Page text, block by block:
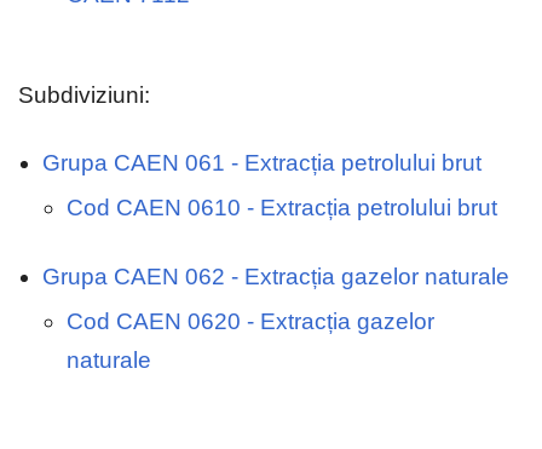
Subdiviziuni:
Grupa CAEN 061 - Extracția petrolului brut
Cod CAEN 0610 - Extracția petrolului brut
Grupa CAEN 062 - Extracția gazelor naturale
Cod CAEN 0620 - Extracția gazelor
naturale